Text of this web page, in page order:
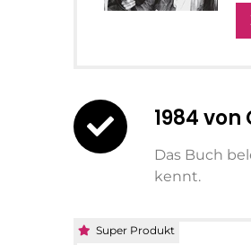
1984
Das Buch
kennt.
Super Produkt